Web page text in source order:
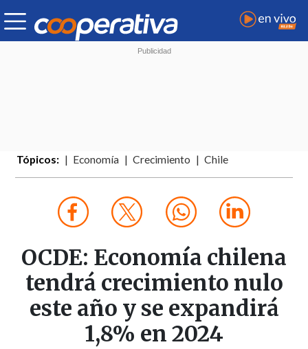
Tópicos: Economía Crecimiento Chile
OCDE: Economía chilena
tendrá crecimiento nulo
este año y se expandirá
1,8% en 2024